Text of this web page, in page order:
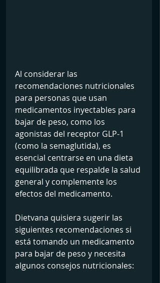
Al considerar las
recomendaciones nutricionales
para personas que usan
medicamentos inyectables para
bajar de peso, como los
agonistas del receptor GLP-1
(como la semaglutida), es
esencial centrarse en una dieta
equilibrada que respalde la salud
general y complemente los
efectos del medicamento.
Dietvana quisiera sugerir las
siguientes recomendaciones si
está tomando un medicamento
para bajar de peso y necesita
algunos consejos nutricionales: